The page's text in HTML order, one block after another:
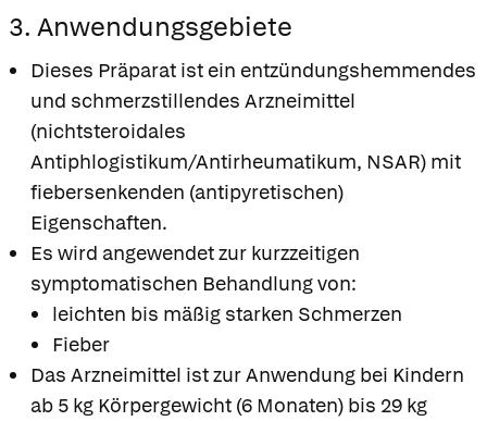
3. Anwendungsgebiete
Dieses Präparat ist ein entzündungshemmendes
und schmerzstillendes Arzneimittel
(nichtsteroidales
Antiphlogistikum/Antirheumatikum, NSAR) mit
fiebersenkenden (antipyretischen)
Eigenschaften.
Es wird angewendet zur kurzzeitigen
symptomatischen Behandlung von:
leichten bis mäßig starken Schmerzen
Fieber
Das Arzneimittel ist zur Anwendung bei Kindern
ab 5 kg Körpergewicht (6 Monaten) bis 29 kg